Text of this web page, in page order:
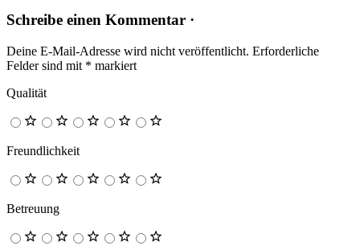
Schreibe einen Kommentar ·
Deine E-Mail-Adresse wird nicht veröffentlicht. Erforderliche
Felder sind mit * markiert
Qualität
Freundlichkeit
Betreuung